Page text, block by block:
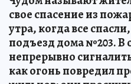
свое спасение из
утра, когда все
подъезд дома №203. В
непрерывно
как огонь повредил